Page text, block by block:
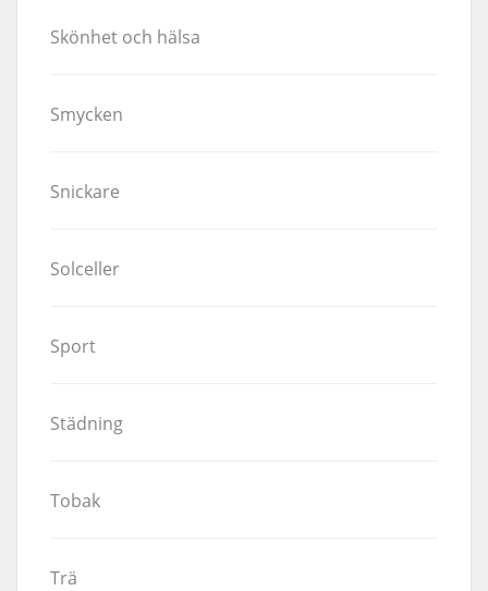
Skönhet och hälsa
Smycken
Snickare
Solceller
Sport
Städning
Tobak
Trä